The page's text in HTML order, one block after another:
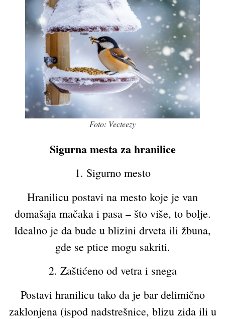
Foto: Vecteezy
Sigurna mesta za hranilice
1. Sigurno mesto
Hranilicu postavi na mesto koje je van
domašaja mačaka i pasa – što više, to bolje.
Idealno je da bude u blizini drveta ili žbuna,
gde se ptice mogu sakriti.
2. Zaštićeno od vetra i snega
Postavi hranilicu tako da je bar delimično
zaklonjena (ispod nadstrešnice, blizu zida ili u